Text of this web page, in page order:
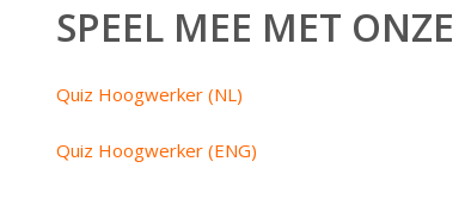
SPEEL MEE MET
Quiz Hoogwerker (NL)
Quiz Hoogwerker (ENG)